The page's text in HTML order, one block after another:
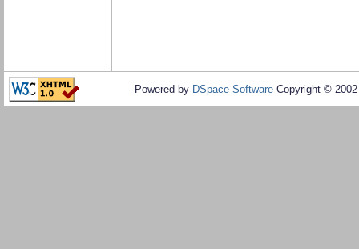
Powered by DSpace Software Copyright ©